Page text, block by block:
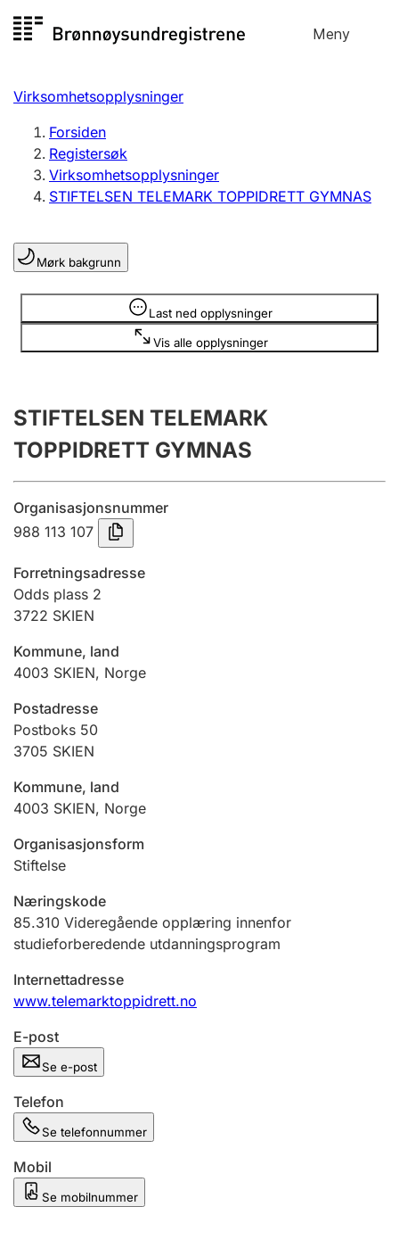
til
Meny
Registersøk
Aksjeselskap
Enkeltpersonforetak
Registrere, endre, slette
Lag og forening
Registrere, endre, slette
Årsregnskap
Innsending og forsinkelsesgebyr
Tinglysing
Jeger
Betaling og jegeravgiftskort
Ektepaktveileder
Offentlig sektor
Andre tema
Virksomhetsopplysninger
Forsiden
Registersøk
Virksomhetsopplysninger
STIFTELSEN TELEMARK TOPPIDRETT GYMNAS
Mørk bakgrunn
Last ned opplysninger
Vis alle opplysninger
Opplysninger er skjult
STIFTELSEN TELEMARK
TOPPIDRETT GYMNAS
Organisasjonsnummer
988 113 107
Forretningsadresse
Odds plass 2
3722 SKIEN
Kommune, land
4003 SKIEN, Norge
Postadresse
Postboks 50
3705 SKIEN
Kommune, land
4003 SKIEN, Norge
Organisasjonsform
Stiftelse
Næringskode
85.310 Videregående opplæring innenfor
studieforberedende utdanningsprogram
Internettadresse
www.telemarktoppidrett.no
E-post
Se e-post
Telefon
Se telefonnummer
Mobil
Se mobilnummer